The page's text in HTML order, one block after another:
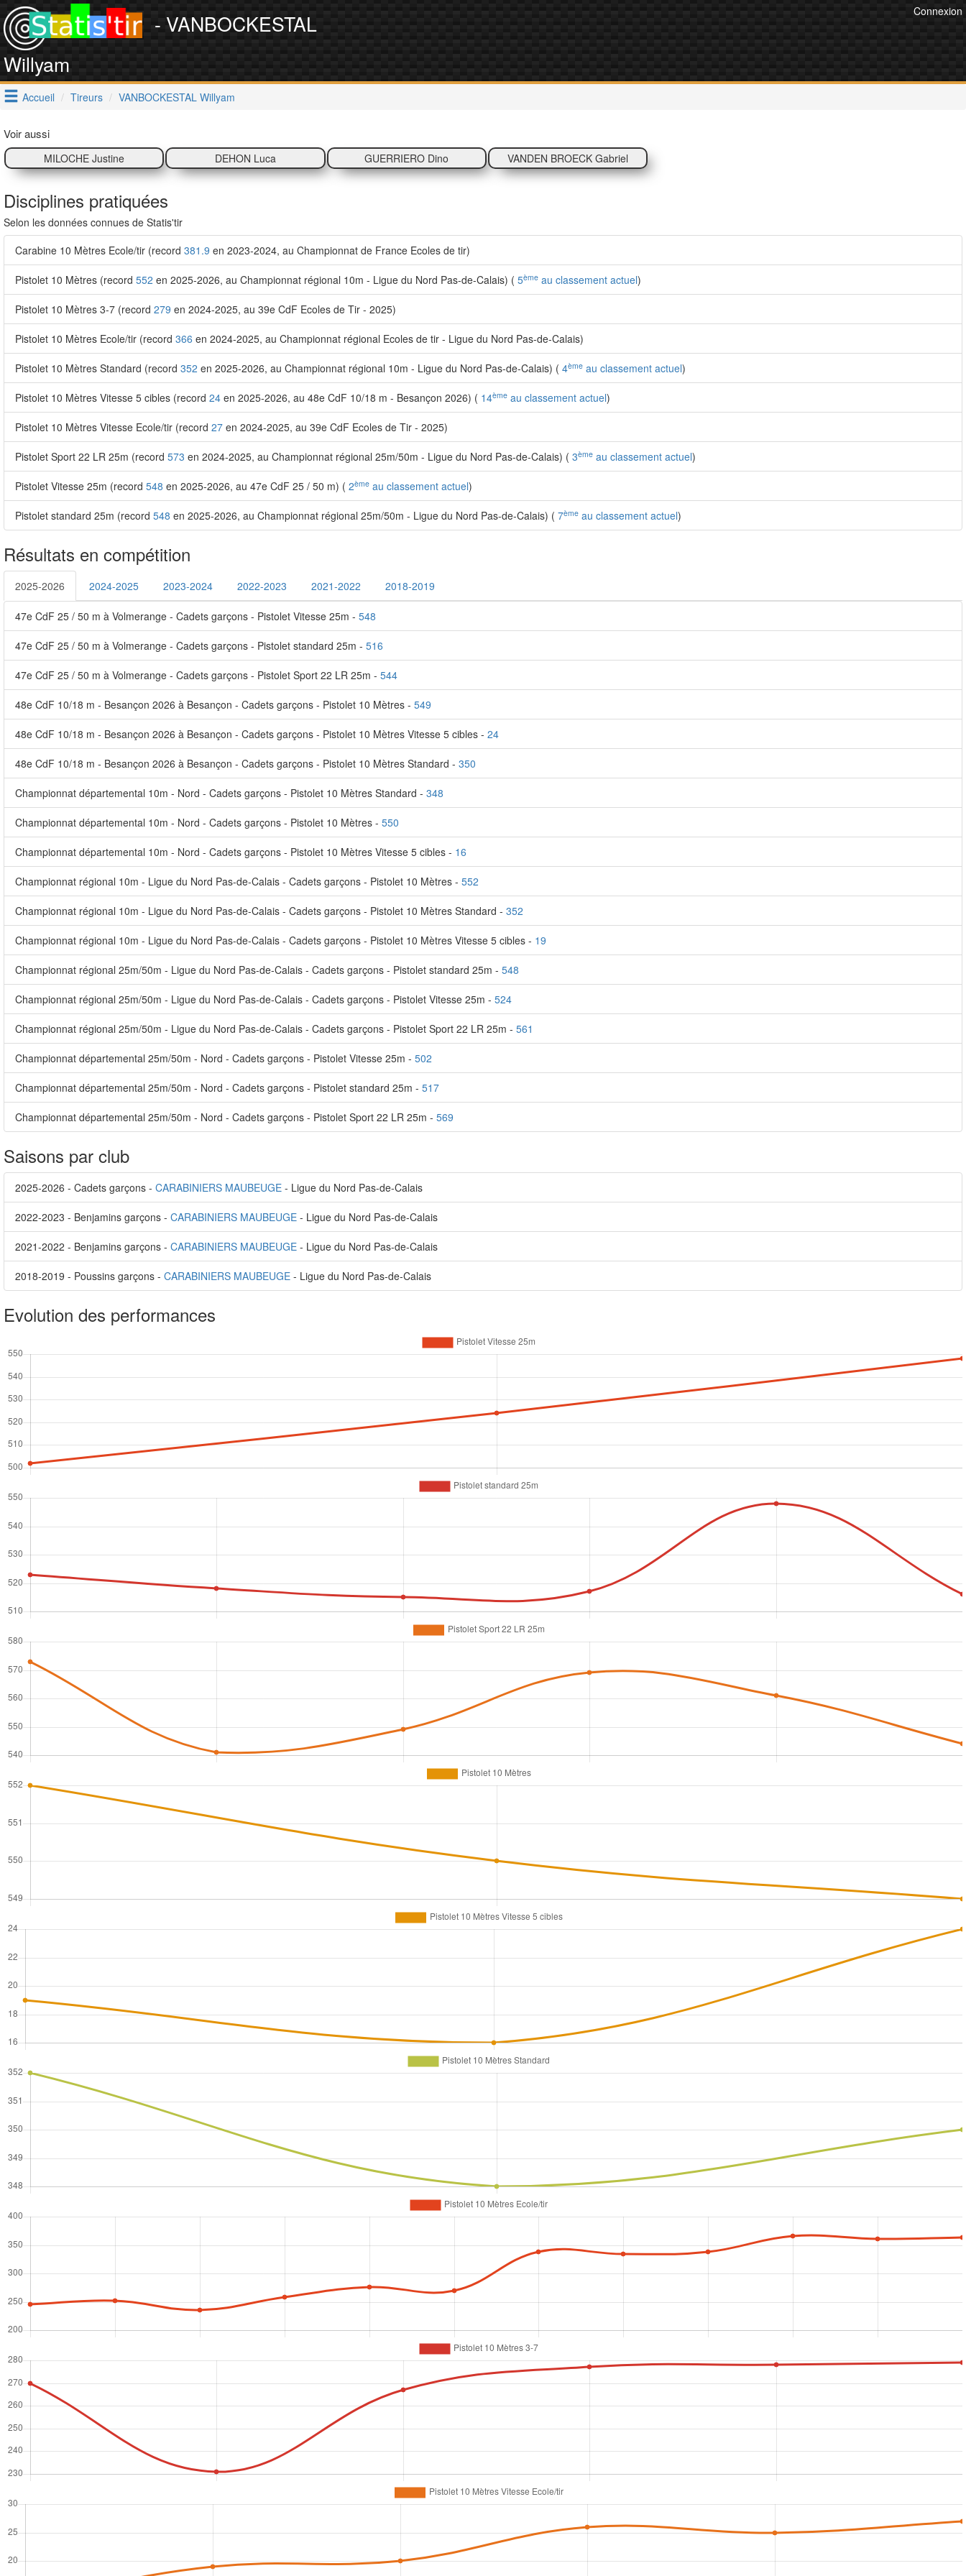
Connexion
- VANBOCKESTAL
Willyam
Accueil Tireurs VANBOCKESTAL Willyam
Voir aussi
MILOCHE Justine DEHON Luca GUERRIERO Dino VANDEN BROECK Gabriel
Disciplines pratiquées
Selon les données connues de Statis'tir
Carabine 10 Mètres Ecole/tir (record 381.9 en 2023-2024, au Championnat de France Ecoles de tir)
Pistolet 10 Mètres (record 552 en 2025-2026, au Championnat régional 10m - Ligue du Nord Pas-de-Calais) ( 5ème au classement actuel)
Pistolet 10 Mètres 3-7 (record 279 en 2024-2025, au 39e CdF Ecoles de Tir - 2025)
Pistolet 10 Mètres Ecole/tir (record 366 en 2024-2025, au Championnat régional Ecoles de tir - Ligue du Nord Pas-de-Calais)
Pistolet 10 Mètres Standard (record 352 en 2025-2026, au Championnat régional 10m - Ligue du Nord Pas-de-Calais) ( 4ème au classement actuel)
Pistolet 10 Mètres Vitesse 5 cibles (record 24 en 2025-2026, au 48e CdF 10/18 m - Besançon 2026) ( 14ème au classement actuel)
Pistolet 10 Mètres Vitesse Ecole/tir (record 27 en 2024-2025, au 39e CdF Ecoles de Tir - 2025)
Pistolet Sport 22 LR 25m (record 573 en 2024-2025, au Championnat régional 25m/50m - Ligue du Nord Pas-de-Calais) ( 3ème au classement actuel)
Pistolet Vitesse 25m (record 548 en 2025-2026, au 47e CdF 25 / 50 m) ( 2ème au classement actuel)
Pistolet standard 25m (record 548 en 2025-2026, au Championnat régional 25m/50m - Ligue du Nord Pas-de-Calais) ( 7ème au classement actuel)
Résultats en compétition
2025-2026 2024-2025 2023-2024 2022-2023 2021-2022 2018-2019
47e CdF 25 / 50 m à Volmerange - Cadets garçons - Pistolet Vitesse 25m - 548
47e CdF 25 / 50 m à Volmerange - Cadets garçons - Pistolet standard 25m - 516
47e CdF 25 / 50 m à Volmerange - Cadets garçons - Pistolet Sport 22 LR 25m - 544
48e CdF 10/18 m - Besançon 2026 à Besançon - Cadets garçons - Pistolet 10 Mètres - 549
48e CdF 10/18 m - Besançon 2026 à Besançon - Cadets garçons - Pistolet 10 Mètres Vitesse 5 cibles - 24
48e CdF 10/18 m - Besançon 2026 à Besançon - Cadets garçons - Pistolet 10 Mètres Standard - 350
Championnat départemental 10m - Nord - Cadets garçons - Pistolet 10 Mètres Standard - 348
Championnat départemental 10m - Nord - Cadets garçons - Pistolet 10 Mètres - 550
Championnat départemental 10m - Nord - Cadets garçons - Pistolet 10 Mètres Vitesse 5 cibles - 16
Championnat régional 10m - Ligue du Nord Pas-de-Calais - Cadets garçons - Pistolet 10 Mètres - 552
Championnat régional 10m - Ligue du Nord Pas-de-Calais - Cadets garçons - Pistolet 10 Mètres Standard - 352
Championnat régional 10m - Ligue du Nord Pas-de-Calais - Cadets garçons - Pistolet 10 Mètres Vitesse 5 cibles - 19
Championnat régional 25m/50m - Ligue du Nord Pas-de-Calais - Cadets garçons - Pistolet standard 25m - 548
Championnat régional 25m/50m - Ligue du Nord Pas-de-Calais - Cadets garçons - Pistolet Vitesse 25m - 524
Championnat régional 25m/50m - Ligue du Nord Pas-de-Calais - Cadets garçons - Pistolet Sport 22 LR 25m - 561
Championnat départemental 25m/50m - Nord - Cadets garçons - Pistolet Vitesse 25m - 502
Championnat départemental 25m/50m - Nord - Cadets garçons - Pistolet standard 25m - 517
Championnat départemental 25m/50m - Nord - Cadets garçons - Pistolet Sport 22 LR 25m - 569
Saisons par club
2025-2026 - Cadets garçons - CARABINIERS MAUBEUGE - Ligue du Nord Pas-de-Calais
2022-2023 - Benjamins garçons - CARABINIERS MAUBEUGE - Ligue du Nord Pas-de-Calais
2021-2022 - Benjamins garçons - CARABINIERS MAUBEUGE - Ligue du Nord Pas-de-Calais
2018-2019 - Poussins garçons - CARABINIERS MAUBEUGE - Ligue du Nord Pas-de-Calais
Evolution des performances